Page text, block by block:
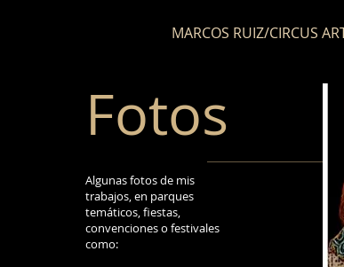
MARCOS RUIZ/CIRCUS
Fotos
Algunas fotos de mis
trabajos, en parques
temáticos, fiestas,
convenciones o festivales
como: